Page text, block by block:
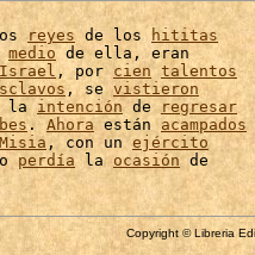
reyes de los
hititas
medio de ella, eran
Israel , por cien talentos
, se vistieron
la intención de regresar
. Ahora están acampados
Misia , con un ejército
perdía la ocasión
Copyright © Libreria